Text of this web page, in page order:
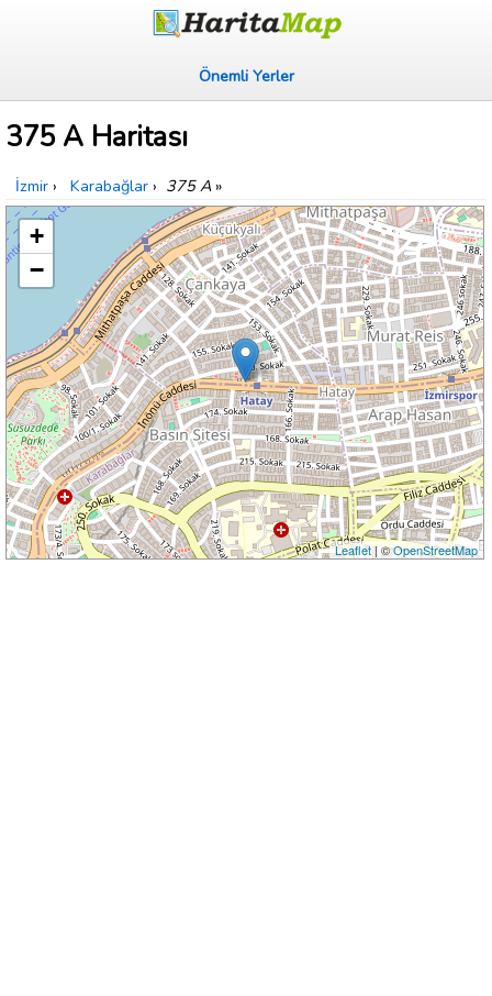
Önemli Yerler
375 A Haritası
İzmir › Karabağlar › 375 A »
+
−
Leaflet| ©OpenStreetMap